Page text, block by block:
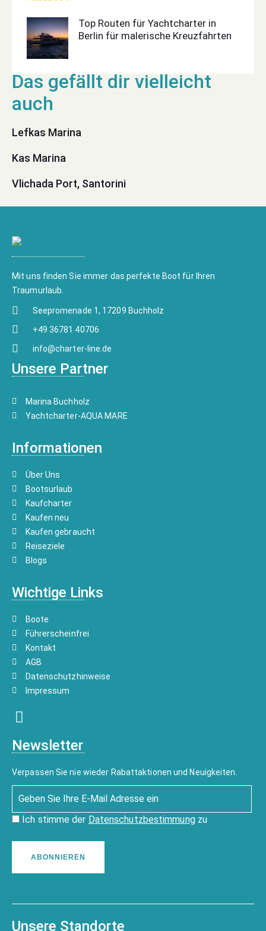
Top Routen für Yachtcharter in
Berlin für malerische Kreuzfahrten
Lefkas Marina
Kas Marina
Vlichada Port, Santorini
Mit uns finden Sie immer das perfekte Boot für Ihren
Traumurlaub.
Seepromenade 1, 17209 Buchholz
+49 36781 40706
info@charter-line.de
Unsere Partner
Marina Buchholz
Yachtcharter-AQUA MARE
Informationen
Über Uns
Bootsurlaub
Kaufcharter
Kaufen neu
Kaufen gebraucht
Reiseziele
Blogs
Wichtige Links
Boote
Führerscheinfrei
Kontakt
AGB
Datenschutzhinweise
Impressum
Newsletter
Verpassen Sie nie wieder Rabattaktionen und Neuigkeiten.
Ich stimme der Datenschutzbestimmungzu
ABONNIEREN
Unsere Standorte